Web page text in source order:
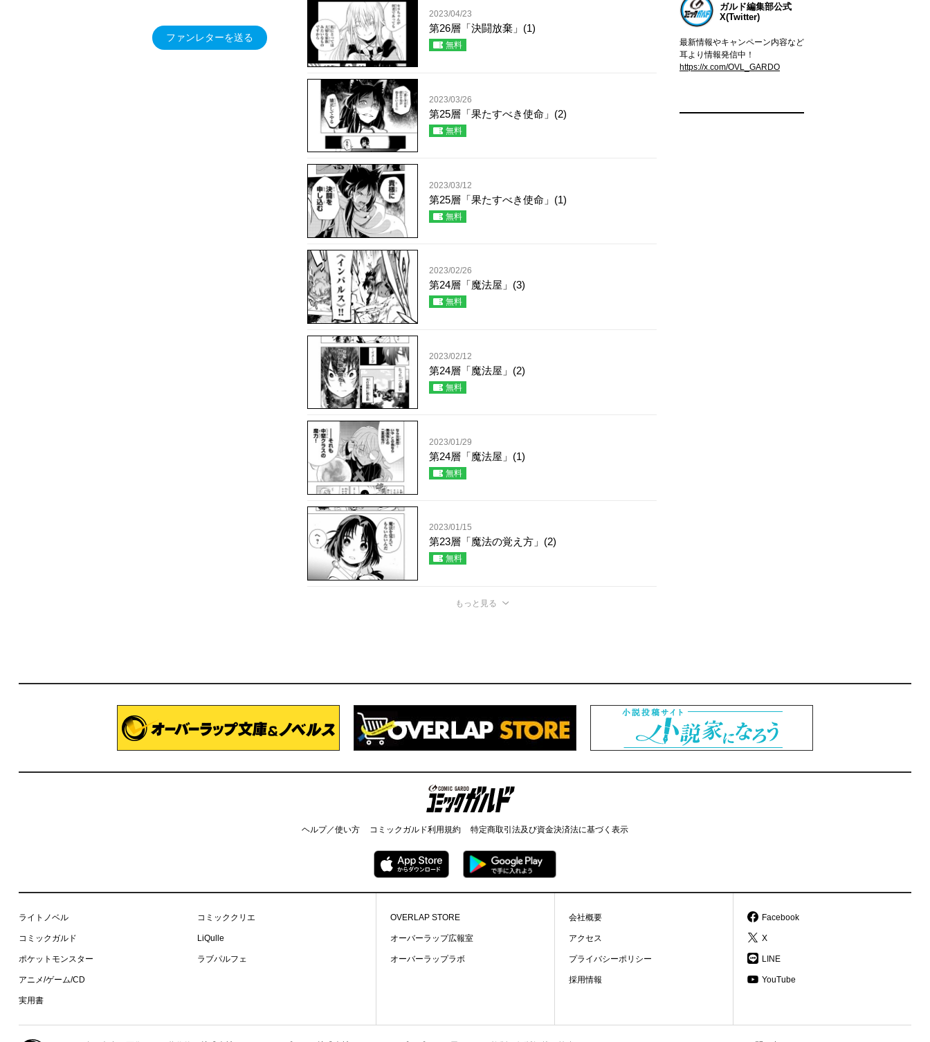
ファンレターを送る
2023/04/23
第26層「決闘放棄」(1)
無料
2023/03/26
第25層「果たすべき使命」(2)
無料
2023/03/12
第25層「果たすべき使命」(1)
無料
2023/02/26
第24層「魔法屋」(3)
無料
2023/02/12
第24層「魔法屋」(2)
無料
2023/01/29
第24層「魔法屋」(1)
無料
2023/01/15
第23層「魔法の覚え方」(2)
無料
もっと見る
ガルド編集部公式
X(Twitter)
最新情報やキャンペーン内容など
耳より情報発信中！
https://x.com/OVL_GARDO
コミックガルド
ヘルプ／使い方 コミックガルド利用規約 特定商取引法及び資金決済法に基づく表示
ライトノベル
コミックガルド
ポケットモンスター
アニメ/ゲーム/CD
実用書
コミッククリエ
LiQulle
ラブパルフェ
OVERLAP STORE
オーバーラップ広報室
オーバーラップラボ
会社概要
アクセス
プライバシーポリシー
採用情報
Facebook
X
LINE
YouTube